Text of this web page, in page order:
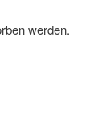
werden.